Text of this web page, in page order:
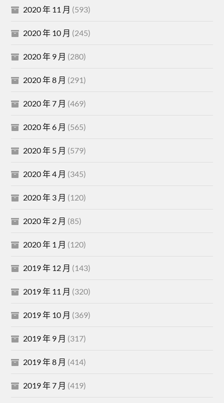
2020 年 11 月 (593)
2020 年 10 月 (245)
2020 年 9 月 (280)
2020 年 8 月 (291)
2020 年 7 月 (469)
2020 年 6 月 (565)
2020 年 5 月 (579)
2020 年 4 月 (345)
2020 年 3 月 (120)
2020 年 2 月 (85)
2020 年 1 月 (120)
2019 年 12 月 (143)
2019 年 11 月 (320)
2019 年 10 月 (369)
2019 年 9 月 (317)
2019 年 8 月 (414)
2019 年 7 月 (419)